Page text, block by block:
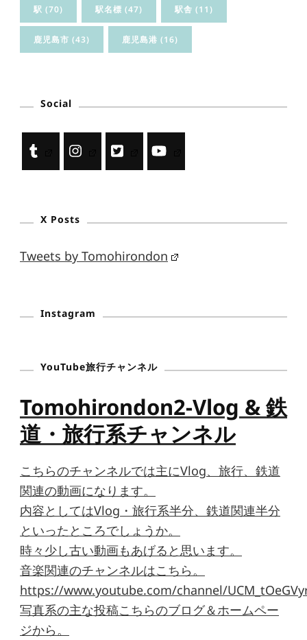
駅 (70) 駅名標 (47) 駅舎 (11)
鹿児島市 (43) 鹿児島港 (16)
Social
X Posts
Tweets by Tomohirondon
Instagram
YouTube旅行チャンネル
Tomohirondon2-Vlog & 鉄
道・旅行系チャンネル
こちらのチャンネルでは主にVlog、旅行、鉄道
関連の動画になります。
内容としてはVlog・旅行系半分、鉄道関連半分
といったところでしょうか。
時々少し古い動画もあげると思います。
音楽関連のチャンネルはこちら。
https://www.youtube.com/channel/
写真系の主な投稿こちらのブログ＆ホームペー
ジから。